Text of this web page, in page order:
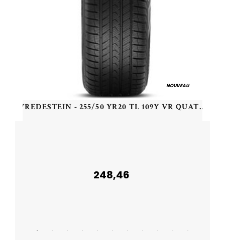
NOUVEAU
VREDESTEIN - 255/50 YR20 TL 109Y VR QUATRAC PRO+ SUV XL - 2555020 - BBB
248,46